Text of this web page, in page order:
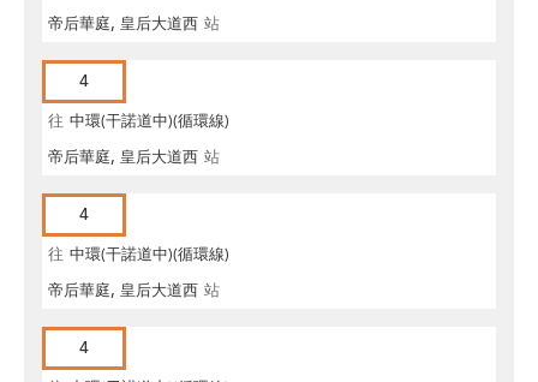
帝后華庭, 皇后大道西 站
4
往 中環(干諾道中)(循環線)
帝后華庭, 皇后大道西 站
4
往 中環(干諾道中)(循環線)
帝后華庭, 皇后大道西 站
4